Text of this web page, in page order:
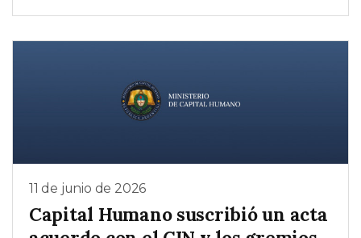
11 de junio de 2026
Capital Humano suscribió un acta